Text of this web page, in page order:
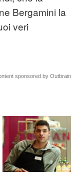
Bergamini la
veri
sponsored by Outbrain